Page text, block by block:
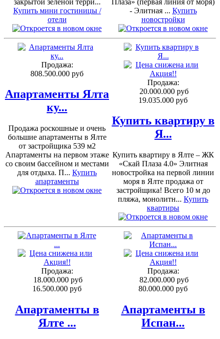
Купить мини гостиницы /
отели
- Элитная ... Купить
новостройки
Продажа:
808.500.000 руб
Апартаменты Ялта
ку...
Продажа роскошные и очень
большие апартаменты в Ялте
от застройщика 539 м2
Апартаменты на первом этаже
со своим бассейном и местами
для отдыха. П... Купить
апартаменты
Продажа:
20.000.000 руб
19.035.000 руб
Купить квартиру в
Я...
Купить квартиру в Ялте – ЖК
«Скай Плаза 4.0» Элитная
новостройка на первой линии
моря в Ялте продажа от
застройщика! Всего 10 м до
пляжа, монолитн... Купить
квартиры
Продажа:
18.000.000 руб
16.500.000 руб
Апартаменты в
Ялте ...
Продажа:
82.000.000 руб
80.000.000 руб
Апартаменты в
Испан...